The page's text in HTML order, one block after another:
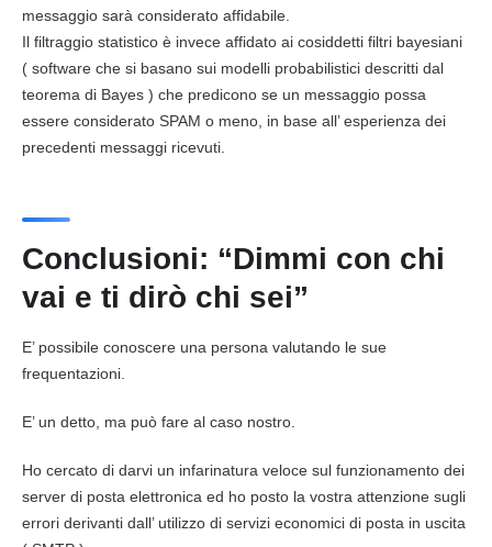
messaggio sarà considerato affidabile.
Il filtraggio statistico è invece affidato ai cosiddetti filtri bayesiani
( software che si basano sui modelli probabilistici descritti dal
teorema di Bayes ) che predicono se un messaggio possa
essere considerato SPAM o meno, in base all’ esperienza dei
precedenti messaggi ricevuti.
Conclusioni: “Dimmi con chi
vai e ti dirò chi sei”
E’ possibile conoscere una persona valutando le sue
frequentazioni.
E’ un detto, ma può fare al caso nostro.
Ho cercato di darvi un infarinatura veloce sul funzionamento dei
server di posta elettronica ed ho posto la vostra attenzione sugli
errori derivanti dall’ utilizzo di servizi economici di posta in uscita